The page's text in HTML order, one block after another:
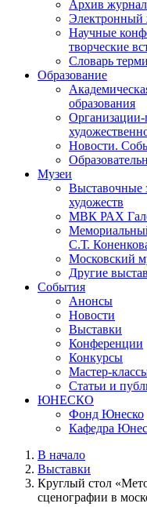
Архив
Электронный
Научные
творческие
Словарь
Образование
образования
Новости.
Музеи
Выставочные
художеств
МВК РАХ
С.Т.
Московский
Другие
События
Анонсы
Новости
Выставки
Конференции
Конкурсы
Мастер-
Статьи и
ЮНЕСКО
Фонд Юнеско
Кафедра
В начало
Выставки
Круглый стол
сценографии в